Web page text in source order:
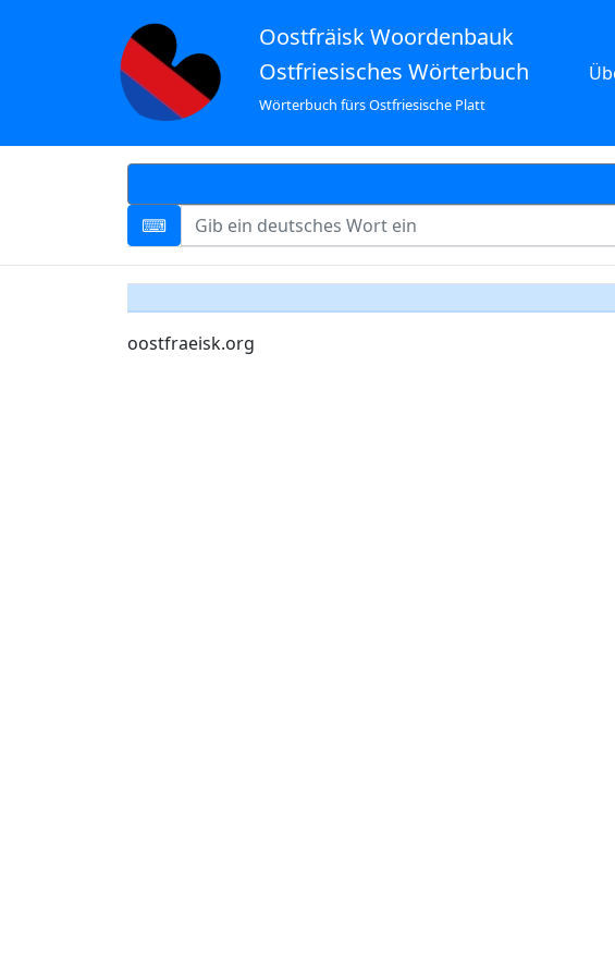
Oostfräisk Woordenbauk
Ostfriesisches Wörterbuch
Wörterbuch fürs Ostfriesische Platt
oostfraeisk.org